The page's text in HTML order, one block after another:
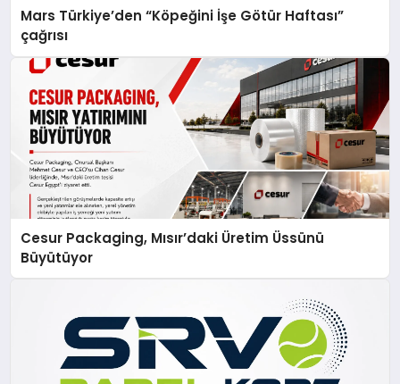
Mars Türkiye’den “Köpeğini İşe Götür Haftası”
çağrısı
Cesur Packaging, Mısır’daki Üretim Üssünü
Büyütüyor